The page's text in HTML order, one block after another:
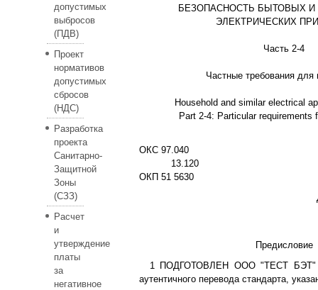
допустимых
выбросов
(ПДВ)
Проект
нормативов
допустимых
сбросов
(НДС)
Разработка
проекта
Санитарно-
Защитной
Зоны
(СЗЗ)
Расчет
и
утверждение
платы
за
негативное
БЕЗОПАСНОСТЬ БЫТОВЫХ
ЭЛЕКТРИЧЕСКИХ
Часть 2-4
Частные требования для
Household and similar electrical
Part 2-4: Particular requirements
ОКС 97.040
13.120
ОКП 51 5630
Предисловие
1 ПОДГОТОВЛЕН ООО "ТЕСТ БЭТ"
аутентичного перевода стандарта,